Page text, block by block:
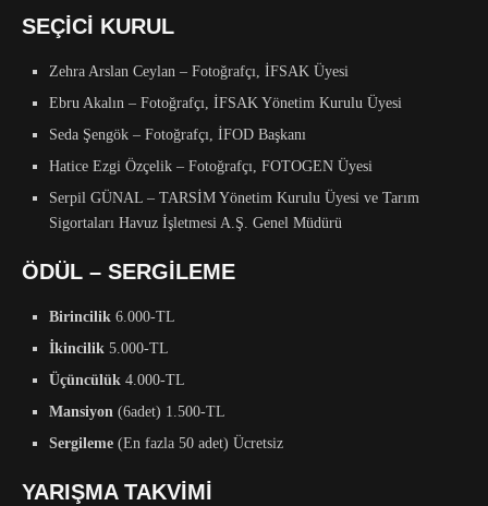
SEÇİCİ KURUL
Zehra Arslan Ceylan – Fotoğrafçı, İFSAK Üyesi
Ebru Akalın – Fotoğrafçı, İFSAK Yönetim Kurulu Üyesi
Seda Şengök – Fotoğrafçı, İFOD Başkanı
Hatice Ezgi Özçelik – Fotoğrafçı, FOTOGEN Üyesi
Serpil GÜNAL – TARSİM Yönetim Kurulu Üyesi ve Tarım
Sigortaları Havuz İşletmesi A.Ş. Genel Müdürü
ÖDÜL – SERGİLEME
Birincilik 6.000-TL
İkincilik 5.000-TL
Üçüncülük 4.000-TL
Mansiyon (6adet) 1.500-TL
Sergileme (En fazla 50 adet) Ücretsiz
YARIŞMA TAKVİMİ